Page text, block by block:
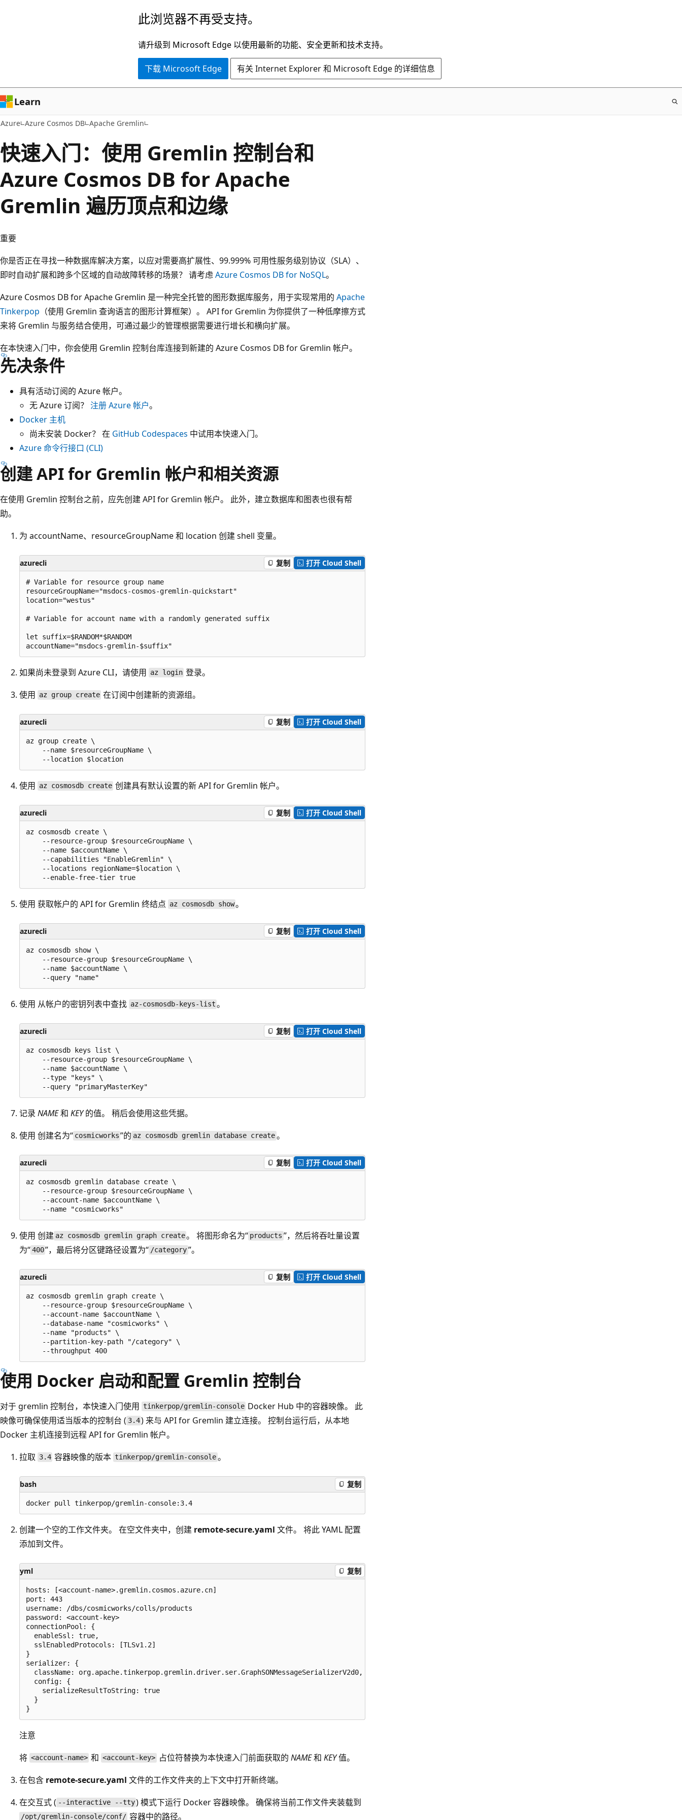
容
此浏览器不再受支持。
请升级到 Microsoft Edge 以使用最新的功能、安全更新和技术支持。
下载 Microsoft Edge 有关 Internet Explorer 和 Microsoft Edge 的详细信息
Learn
Azure Azure Cosmos DB Apache Gremlin
快速入门：使用 Gremlin 控制台和
Azure Cosmos DB for Apache
Gremlin 遍历顶点和边缘
重要
你是否正在寻找一种数据库解决方案，以应对需要高扩展性、99.999% 可用性服务级别协议（SLA）、
即时自动扩展和跨多个区域的自动故障转移的场景？ 请考虑Azure Cosmos DB for NoSQL。
Azure Cosmos DB for Apache Gremlin 是一种完全托管的图形数据库服务，用于实现常用的 Apache
Tinkerpop （使用 Gremlin 查询语言的图形计算框架）。 API for Gremlin 为你提供了一种低摩擦方式
来将 Gremlin 与服务结合使用，可通过最少的管理根据需要进行增长和横向扩展。
在本快速入门中，你会使用 Gremlin 控制台库连接到新建的 Azure Cosmos DB for Gremlin 帐户。
先决条件
具有活动订阅的 Azure 帐户。
无 Azure 订阅？ 注册 Azure 帐户。
Docker 主机
尚未安装 Docker？ 在 GitHub Codespaces 中试用本快速入门。
Azure 命令行接口 (CLI)
创建 API for Gremlin 帐户和相关资源
在使用 Gremlin 控制台之前，应先创建 API for Gremlin 帐户。 此外，建立数据库和图表也很有帮
助。
为 accountName、resourceGroupName 和 location 创建 shell 变量。
azurecli 复制 打开 Cloud Shell
# Variable for resource group name
resourceGroupName="msdocs-cosmos-gremlin-quickstart"
location="westus"
# Variable for account name with a randomly generated suffix
let suffix=$RANDOM*$RANDOM
如果尚未登录到 Azure CLI，请使用 az login 登录。
使用 az group create 在订阅中创建新的资源组。
azurecli 复制 打开 Cloud Shell
az group create \
    --name $resourceGroupName \
使用 az cosmosdb create 创建具有默认设置的新 API for Gremlin 帐户。
azurecli 复制 打开 Cloud Shell
az cosmosdb create \
    --resource-group $resourceGroupName \
    --name $accountName \
    --capabilities "EnableGremlin" \
    --locations regionName=$location \
使用 获取帐户的 API for Gremlin 终结点 az cosmosdb show。
azurecli 复制 打开 Cloud Shell
az cosmosdb show \
    --resource-group $resourceGroupName \
    --name $accountName \
使用 从帐户的密钥列表中查找 az-cosmosdb-keys-list 。
azurecli 复制 打开 Cloud Shell
az cosmosdb keys list \
    --resource-group $resourceGroupName \
    --name $accountName \
    --type "keys" \
记录 NAME和 KEY的值。 稍后会使用这些凭据。
使用 创建名为“ cosmicworks ”的 az cosmosdb gremlin database create。
azurecli 复制 打开 Cloud Shell
az cosmosdb gremlin database create \
    --resource-group $resourceGroupName \
    --account-name $accountName \
使用 创建 az cosmosdb gremlin graph create。 将图形命名为“ products ”，然后将吞吐量设置
为“400”，最后将分区键路径设置为“ /category”。
azurecli 复制 打开 Cloud Shell
az cosmosdb gremlin graph create \
    --resource-group $resourceGroupName \
    --account-name $accountName \
    --database-name "cosmicworks" \
    --name "products" \
    --partition-key-path "/category" \
使用 Docker 启动和配置 Gremlin 控制台
对于 gremlin 控制台，本快速入门使用 tinkerpop/gremlin-console Docker Hub 中的容器映像。 此
映像可确保使用适当版本的控制台 ( 3.4) 来与 API for Gremlin 建立连接。 控制台运行后，从本地
Docker 主机连接到远程 API for Gremlin 帐户。
拉取 3.4 容器映像的版本 tinkerpop/gremlin-console。
bash 复制
创建一个空的工作文件夹。 在空文件夹中，创建 remote-secure.yaml 文件。 将此 YAML 配置
添加到文件。
yml 复制
hosts: [<account-name>.gremlin.cosmos.azure.cn]
port: 443
username: /dbs/cosmicworks/colls/products
password: <account-key>
connectionPool: {
  enableSsl: true,
  sslEnabledProtocols: [TLSv1.2]
}
serializer: {
  className: org.apache.tinkerpop.gremlin.driver.ser.GraphSONMessageSerializerV2d0,
  config: {
    serializeResultToString: true
  }
注意
将 <account-name> 和 <account-key> 占位符替换为本快速入门前面获取的 NAME和 KEY值。
在包含 remote-secure.yaml 文件的工作文件夹的上下文中打开新终端。
在交互式 ( --interactive --tty) 模式下运行 Docker 容器映像。 确保将当前工作文件夹装载到
/opt/gremlin-console/conf/ 容器中的路径。